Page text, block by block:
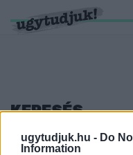
ugytudjuk.hu - Do
Information
KERESÉS
107 hír találató a(z)